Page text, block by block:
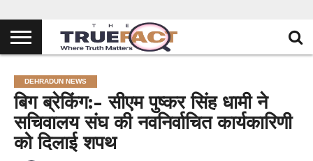
DEHRADUN NEWS
बिग ब्रेकिंग:- सीएम पुष्कर सिंह धामी ने
सचिवालय संघ की नवनिर्वाचित कार्यकारिणी
को दिलाई शपथ